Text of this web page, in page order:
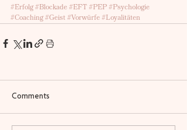
#Erfolg#Blockade#EFT#PEP#Psychologie
#Coaching#Geist #Vorwürfe#Loyalitäten
Comments